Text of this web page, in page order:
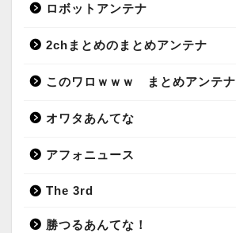
ロボットアンテナ
2chまとめのまとめアンテナ
このワロｗｗｗ まとめアンテナ
オワタあんてな
アフォニュース
The 3rd
勝つるあんてな！